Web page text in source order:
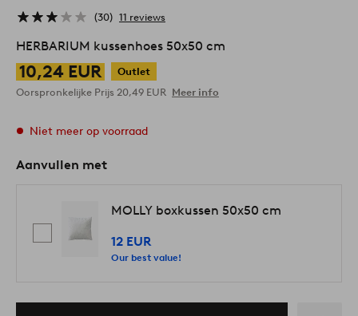
30 11 reviews
HERBARIUM kussenhoes 50x50 cm
10,24 EUR
Outlet
Oorspronkelijke Prijs 20,49 EUR Meer info
Niet meer op voorraad
Aanvullen met
MOLLY boxkussen 50x50 cm
12 EUR
Our best value!